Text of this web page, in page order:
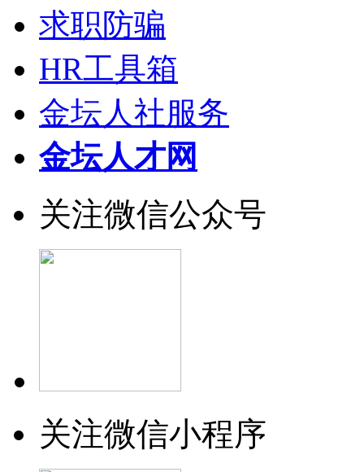
求职防骗
HR工具箱
金坛人社服务
金坛人才网
关注微信公众号
关注微信小程序